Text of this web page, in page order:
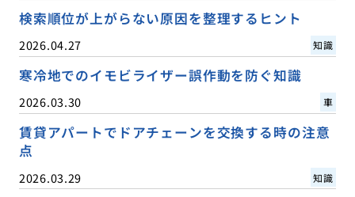
検索順位が上がらない原因を整理するヒント
2026.04.27 知識
寒冷地でのイモビライザー誤作動を防ぐ知識
2026.03.30 車
賃貸アパートでドアチェーンを交換する時の注意
点
2026.03.29 知識